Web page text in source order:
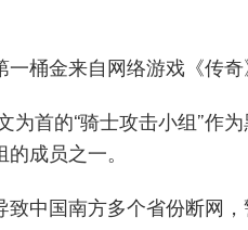
桶金来自网络游戏《传
为首的“骑士攻击小组”作
成员之一。
中国南方多个省份断网